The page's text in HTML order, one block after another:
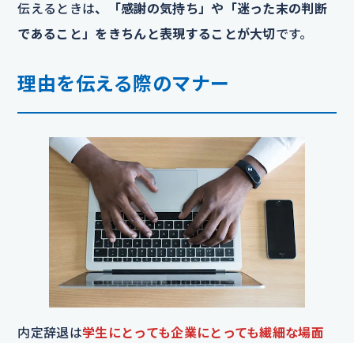
伝えるときは、「感謝の気持ち」や「迷った末の判断
であること」をきちんと表現することが大切です。
理由を伝える際のマナー
内定辞退は学生にとっても企業にとっても繊細な場面